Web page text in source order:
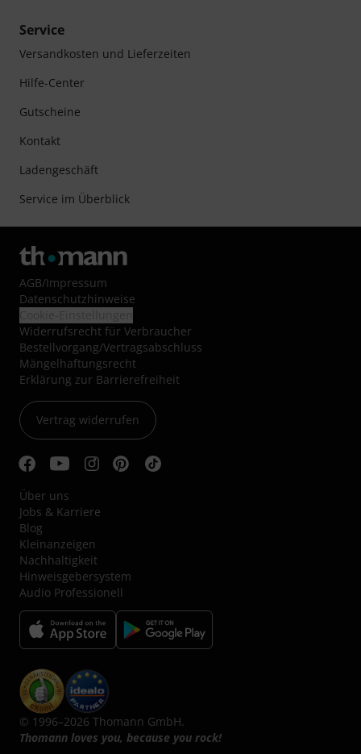
Service
Versandkosten und Lieferzeiten
Hilfe-Center
Gutscheine
Kontakt
Ladengeschäft
Service im Überblick
AGB/Impressum
Datenschutzhinweise
Widerrufsrecht für Verbraucher
Bestellvorgang/Vertragsabschluss
Mängelhaftungsrecht
Erklärung zur Barrierefreiheit
Vertrag widerrufen
Über uns
Jobs & Karriere
Blog
Kleinanzeigen
Nachhaltigkeit
Hinweisgebersystem
Audio Professionell
© 1996–2026 Thomann GmbH.
Thomann loves you, because you rock!